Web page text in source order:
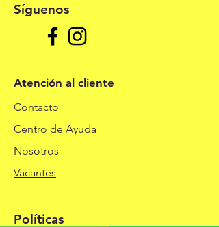
Síguenos
Atención al cliente
Contacto
Centro de Ayuda
Nosotros
Vacantes
Políticas